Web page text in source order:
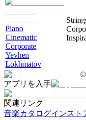
Piano
Cinematic
Corporate
Yevhen
Lokhmatov
©
アプリを入手
関連リンク
音楽カタログインスト